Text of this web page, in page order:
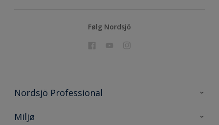
Følg Nordsjö
Nordsjö Professional
Kontakt oss
Miljø